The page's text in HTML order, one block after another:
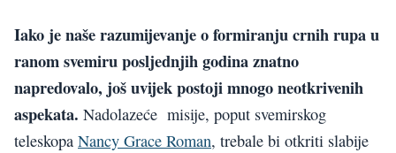
Iako je naše razumijevanje o formiranju crnih rupa u
ranom svemiru posljednjih godina znatno
napredovalo, još uvijek postoji mnogo neotkrivenih
aspekata. Nadolazeće misije, poput svemirskog
teleskopa Nancy Grace Roman, trebale bi otkriti slabije